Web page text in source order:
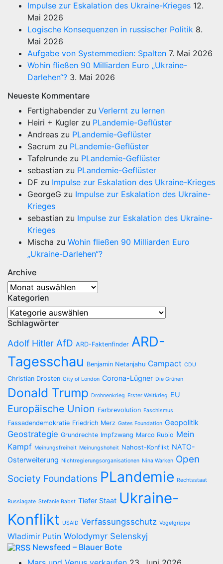
Impulse zur Eskalation des Ukraine-Krieges 12.
Mai 2026
Logische Konsequenzen in russischer Politik 8.
Mai 2026
Aufgabe von Systemmedien: Spalten 7. Mai 2026
Wohin fließen 90 Milliarden Euro „Ukraine-
Darlehen“? 3. Mai 2026
Neueste Kommentare
Fertighabender zu Verlernt zu lernen
Heiri + Kugler zu PLandemie-Geflüster
Andreas zu PLandemie-Geflüster
Sacrum zu PLandemie-Geflüster
Tafelrunde zu PLandemie-Geflüster
sebastian zu PLandemie-Geflüster
DF zu Impulse zur Eskalation des Ukraine-Krieges
GeorgeG zu Impulse zur Eskalation des Ukraine-
Krieges
sebastian zu Impulse zur Eskalation des Ukraine-
Krieges
Mischa zu Wohin fließen 90 Milliarden Euro
„Ukraine-Darlehen“?
Archive
Archive
Kategorien
Kategorien
Schlagwörter
Adolf Hitler AfD ARD-Faktenfinder ARD-
Tagesschau Benjamin Netanjahu Campact CDU
Christian Drosten City of London Corona-Lügner Die Grünen
Donald Trump Drohnenkrieg Erster Weltkrieg EU
Europäische Union Farbrevolution Faschismus
Fassadendemokratie Friedrich Merz Gates Foundation Geopolitik
Geostrategie Grundrechte Impfzwang Marco Rubio Mein
Kampf Meinungsfreiheit Meinungshoheit Nahost-Konflikt NATO-
Osterweiterung Nichtregierungsorganisationen Nina Warken Open
Society Foundations PLandemie Rechtsstaat
Russiagate Stefanie Babst Tiefer Staat Ukraine-
Konflikt USAID Verfassungsschutz Vogelgrippe
Wladimir Putin Wolodymyr Selenskyj
Newsfeed – Blauer Bote